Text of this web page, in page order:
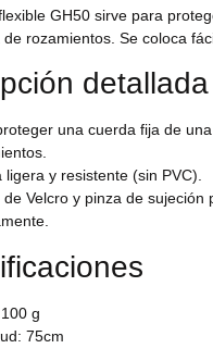
GH50 sirve para
rozamientos. Se coloca
detallada
una cuerda fija de
ligera y resistente (sin PVC).
de Velcro y pinza de sujeción
g
75cm